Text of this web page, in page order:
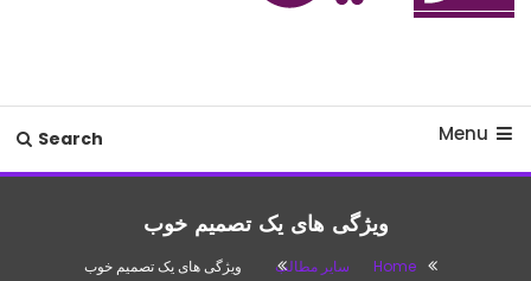
Menu
Search
ویژگی های یک تصمیم خوب
Home سایر مطالب ویژگی های یک تصمیم خوب